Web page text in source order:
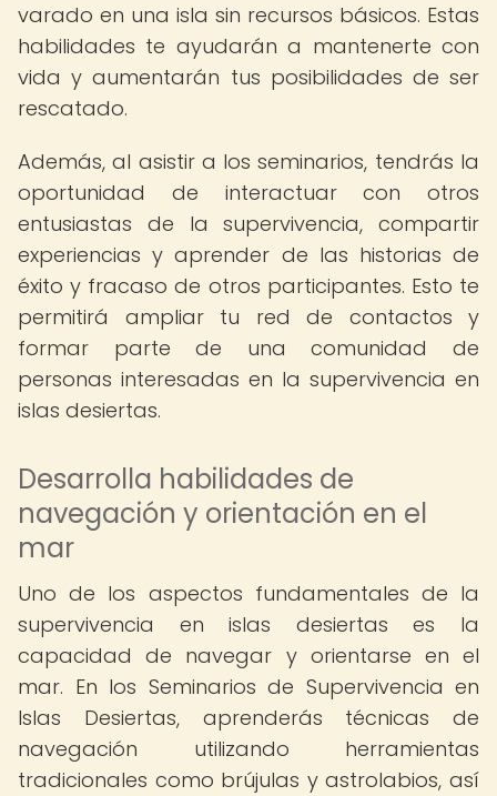
varado en una isla sin recursos básicos. Estas
habilidades te ayudarán a mantenerte con
vida y aumentarán tus posibilidades de ser
rescatado.
Además, al asistir a los seminarios, tendrás la
oportunidad de interactuar con otros
entusiastas de la supervivencia, compartir
experiencias y aprender de las historias de
éxito y fracaso de otros participantes. Esto te
permitirá ampliar tu red de contactos y
formar parte de una comunidad de
personas interesadas en la supervivencia en
islas desiertas.
Desarrolla habilidades de
navegación y orientación en el
mar
Uno de los aspectos fundamentales de la
supervivencia en islas desiertas es la
capacidad de navegar y orientarse en el
mar. En los Seminarios de Supervivencia en
Islas Desiertas, aprenderás técnicas de
navegación utilizando herramientas
tradicionales como brújulas y astrolabios, así